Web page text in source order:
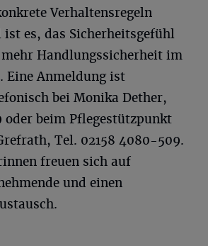
Verhaltensregeln
es, das Sicherheitsgefühl
Handlungssicherheit im
Eine Anmeldung ist
bei Monika Dether,
oder beim Pflegestützpunkt
Tel. 02158 4080-509.
freuen sich auf
und einen